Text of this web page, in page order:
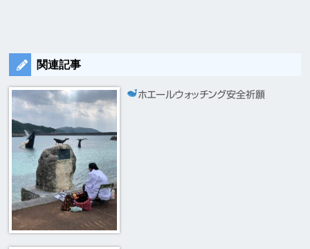
関連記事
ホエールウォッチング安全祈願